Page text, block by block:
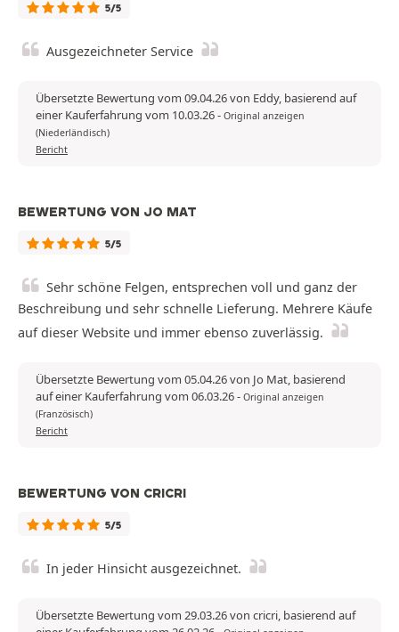
5/5
Ausgezeichneter Service
Übersetzte Bewertung vom 09.04.26 von Eddy, basierend auf
einer Kauferfahrung vom 10.03.26- Original anzeigen
(Niederländisch)
Bericht
BEWERTUNG VON JO MAT
5/5
Sehr schöne Felgen, entsprechen voll und ganz der
Beschreibung und sehr schnelle Lieferung. Mehrere Käufe
auf dieser Website und immer ebenso zuverlässig.
Übersetzte Bewertung vom 05.04.26 von Jo Mat, basierend
auf einer Kauferfahrung vom 06.03.26- Original anzeigen
(Französisch)
Bericht
BEWERTUNG VON CRICRI
5/5
In jeder Hinsicht ausgezeichnet.
Übersetzte Bewertung vom 29.03.26 von cricri, basierend auf